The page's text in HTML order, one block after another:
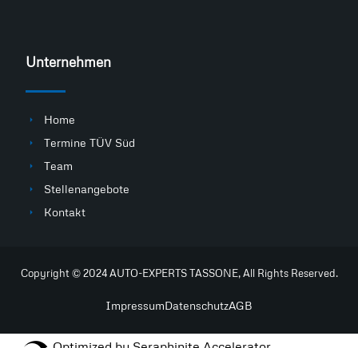
Unternehmen
Home
Termine TÜV Süd
Team
Stellenangebote
Kontakt
Copyright © 2024 AUTO-EXPERTS TASSONE, All Rights Reserved.
ImpressumDatenschutzAGB